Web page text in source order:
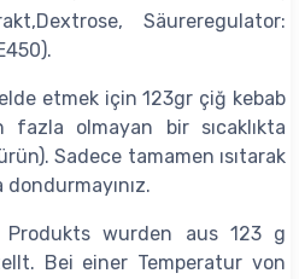
Säureregulator:
etmek için 123gr çiğ kebab
fazla olmayan bir sıcaklıkta
Sadece tamamen ısıtarak
wurden aus 123 g
Bei einer Temperatur von